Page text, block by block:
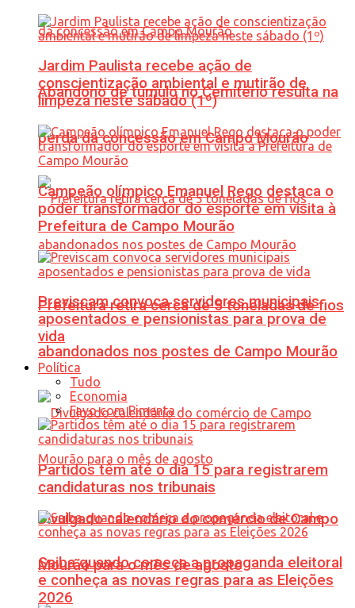
Abandono de túmulo no Cemitério resulta na
perda da concessão em Campo Mourão
Prefeitura retira cerca de 5 toneladas de fios
abandonados nos postes de Campo Mourão
Divulgado calendário do comércio de Campo
Mourão para o mês de agosto
Jardim Paulista recebe ação de
conscientização ambiental e mutirão de
limpeza neste sábado (1º)
Campeão olímpico Emanuel Rego destaca o
poder transformador do esporte em visita à
Prefeitura de Campo Mourão
Previscam convoca servidores municipais
aposentados e pensionistas para prova de
vida
Política
Tudo
Economia
Favo com Pimenta
Partidos têm até o dia 15 para registrarem
candidaturas nos tribunais
Saiba quando começa a propaganda eleitoral
e conheça as novas regras para as Eleições
2026